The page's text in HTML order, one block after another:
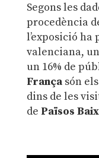
Segons les
procedència
l’exposició
valenciana, un
un 16% de
Françasón
dins de les
de Països